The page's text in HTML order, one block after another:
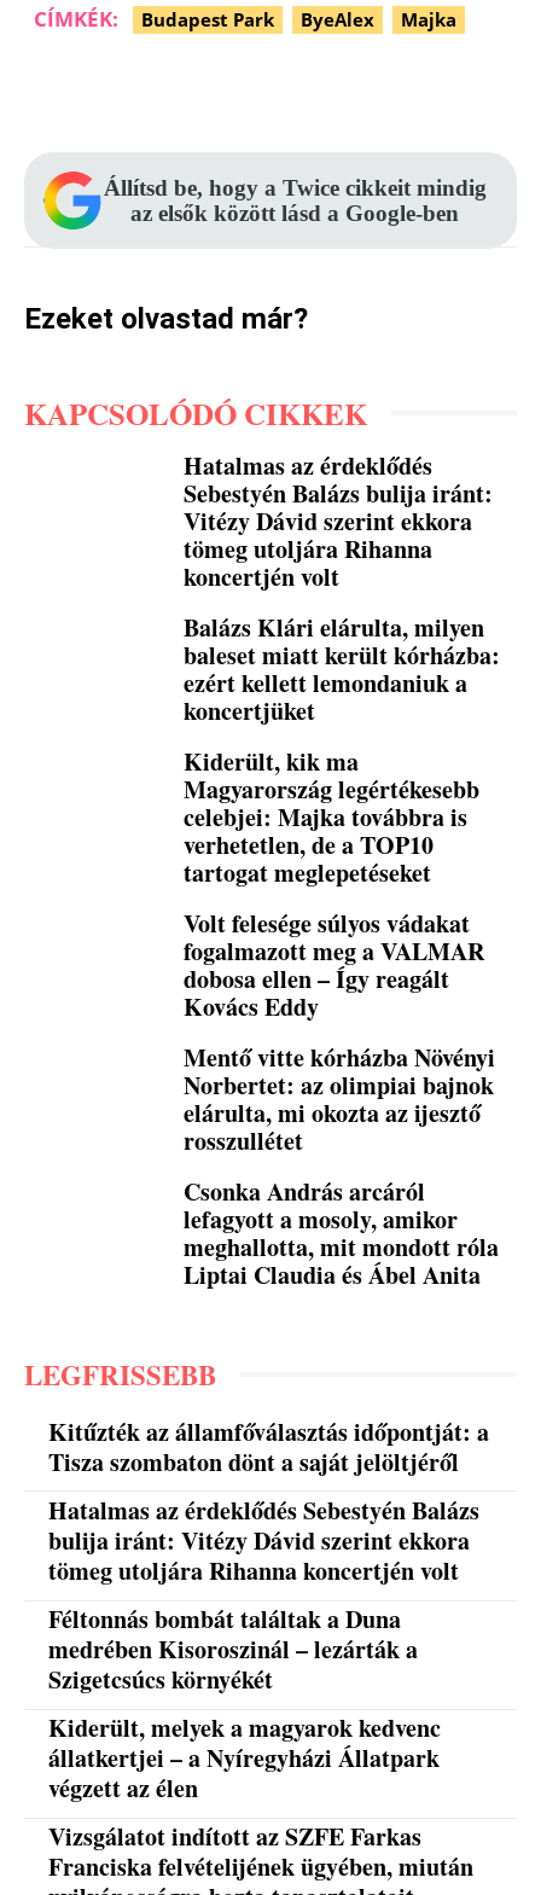
CÍMKÉK: Budapest Park ByeAlex Majka
Állítsd be, hogy a Twice cikkeit mindig
az elsők között lásd a Google-ben
Ezeket olvastad már?
KAPCSOLÓDÓ CIKKEK
Hatalmas az érdeklődés
Sebestyén Balázs bulija iránt:
Vitézy Dávid szerint ekkora
tömeg utoljára Rihanna
koncertjén volt
Balázs Klári elárulta, milyen
baleset miatt került kórházba:
ezért kellett lemondaniuk a
koncertjüket
Kiderült, kik ma
Magyarország legértékesebb
celebjei: Majka továbbra is
verhetetlen, de a TOP10
tartogat meglepetéseket
Volt felesége súlyos vádakat
fogalmazott meg a VALMAR
dobosa ellen – Így reagált
Kovács Eddy
Mentő vitte kórházba Növényi
Norbertet: az olimpiai bajnok
elárulta, mi okozta az ijesztő
rosszullétet
Csonka András arcáról
lefagyott a mosoly, amikor
meghallotta, mit mondott róla
Liptai Claudia és Ábel Anita
LEGFRISSEBB
Kitűzték az államfőválasztás időpontját: a
Tisza szombaton dönt a saját jelöltjéről
Hatalmas az érdeklődés Sebestyén Balázs
bulija iránt: Vitézy Dávid szerint ekkora
tömeg utoljára Rihanna koncertjén volt
Féltonnás bombát találtak a Duna
medrében Kisoroszinál – lezárták a
Szigetcsúcs környékét
Kiderült, melyek a magyarok kedvenc
állatkertjei – a Nyíregyházi Állatpark
végzett az élen
Vizsgálatot indított az SZFE Farkas
Franciska felvételijének ügyében, miután